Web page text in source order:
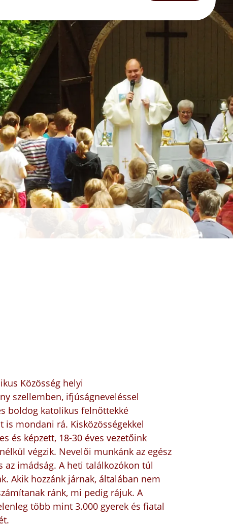
Közösség helyi
szellemben, ifjúságneveléssel
boldog katolikus felnőttekké
is mondani rá. Kisközösségekkel
és képzett, 18-30 éves vezetőink
végzik. Nevelői munkánk az egész
imádság. A heti találkozókon túl
Akik hozzánk járnak, általában nem
ránk, mi pedig rájuk. A
több mint 3.000 gyerek és fiatal